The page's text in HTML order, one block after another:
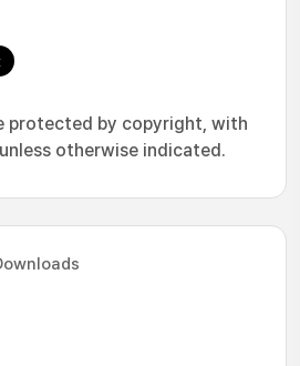
protected by copyright, with
otherwise indicated.